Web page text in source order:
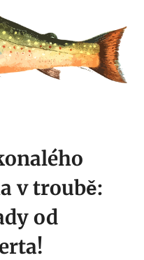
v troubě:
od